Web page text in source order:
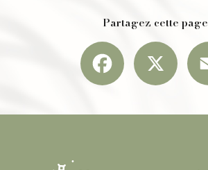
Partagez cette page
Facebook